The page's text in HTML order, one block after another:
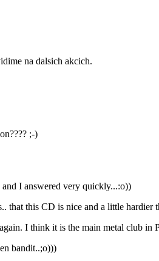
na dalsich akcich.
;-)
I answered very quickly...:o))
that this CD is nice and a little hardier
I think it is the main metal club in
bandit..;o)))